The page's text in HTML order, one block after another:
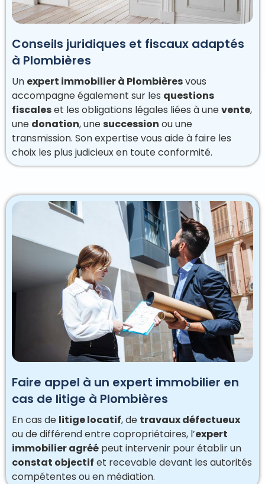
Conseils juridiques et fiscaux adaptés
à Plombières
Un expert immobilier à Plombièresvous
accompagne également sur les questions
fiscaleset les obligations légales liées à unevente,
une donation, unesuccession ou une
transmission. Son expertise vous aide à faire les
choix les plus judicieux en toute conformité.
Faire appel à un expert immobilier en
cas de litige à Plombières
En cas de litige locatif, de travaux défectueux
ou de différend entre copropriétaires, l’expert
immobilier agréé peut intervenir pour établir un
constat objectif et recevable devant les autorités
compétentes ou en médiation.